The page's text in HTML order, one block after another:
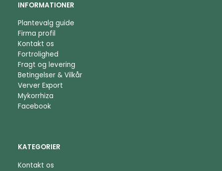
INFORMATIONER
Plantevalg guide
Firma profil
Kontakt os
Fortrolighed
Fragt og levering
Betingelser & Vilkår
Verver Export
Mykorrhiza
Facebook
KATEGORIER
Kontakt os